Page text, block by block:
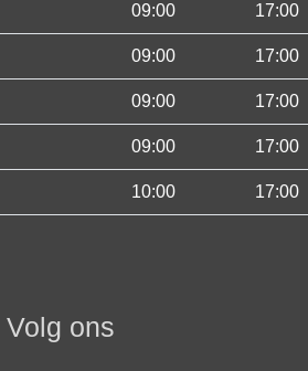
09:00 17:00
09:00 17:00
09:00 17:00
09:00 17:00
10:00 17:00
Volg ons